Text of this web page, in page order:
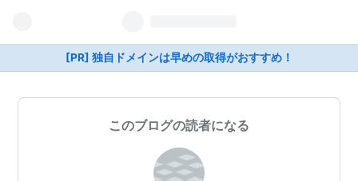
[PR] 独自ドメインは早めの取得がおすすめ！
このブログの読者になる